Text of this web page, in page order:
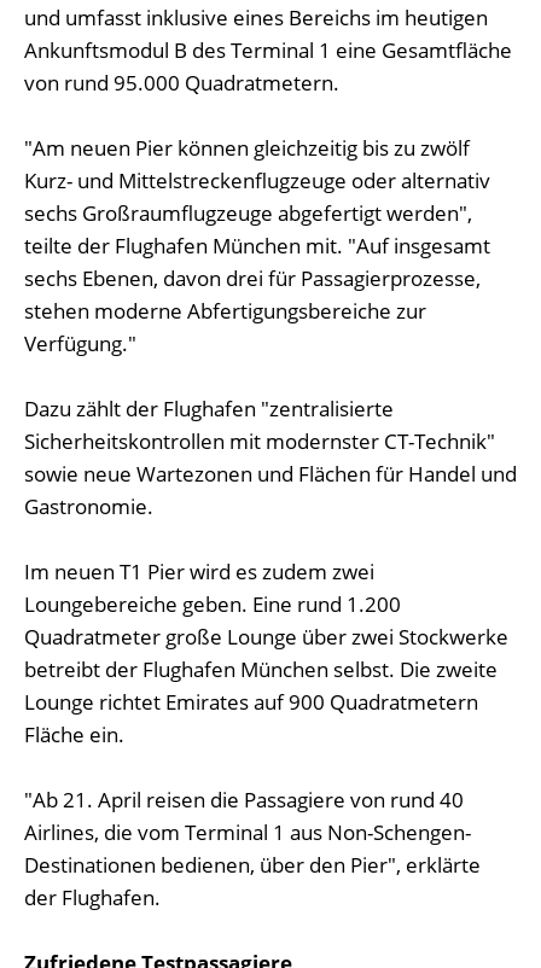
und umfasst inklusive eines Bereichs im heutigen
Ankunftsmodul B des Terminal 1 eine Gesamtfläche
von rund 95.000 Quadratmetern.
"Am neuen Pier können gleichzeitig bis zu zwölf
Kurz- und Mittelstreckenflugzeuge oder alternativ
sechs Großraumflugzeuge abgefertigt werden",
teilte der Flughafen München mit. "Auf insgesamt
sechs Ebenen, davon drei für Passagierprozesse,
stehen moderne Abfertigungsbereiche zur
Verfügung."
Dazu zählt der Flughafen "zentralisierte
Sicherheitskontrollen mit modernster CT-Technik"
sowie neue Wartezonen und Flächen für Handel und
Gastronomie.
Im neuen T1 Pier wird es zudem zwei
Loungebereiche geben. Eine rund 1.200
Quadratmeter große Lounge über zwei Stockwerke
betreibt der Flughafen München selbst. Die zweite
Lounge richtet Emirates auf 900 Quadratmetern
Fläche ein.
"Ab 21. April reisen die Passagiere von rund 40
Airlines, die vom Terminal 1 aus Non-Schengen-
Destinationen bedienen, über den Pier", erklärte
der Flughafen.
Zufriedene Testpassagiere